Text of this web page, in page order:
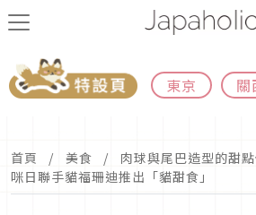
東京 關
首頁 美食
肉球與尾巴造型的甜
咪日聯手貓福珊迪推出「貓甜食」